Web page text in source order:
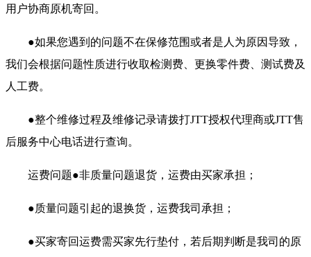
用户协商原机寄回。
●如果您遇到的问题不在保修范围或者是人为原因导致，
我们会根据问题性质进行收取检测费、更换零件费、测试费及
人工费。
●整个维修过程及维修记录请拨打JTT授权代理商或JTT售
后服务中心电话进行查询。
运费问题●非质量问题退货，运费由买家承担；
●质量问题引起的退换货，运费我司承担；
●买家寄回运费需买家先行垫付，若后期判断是我司的原